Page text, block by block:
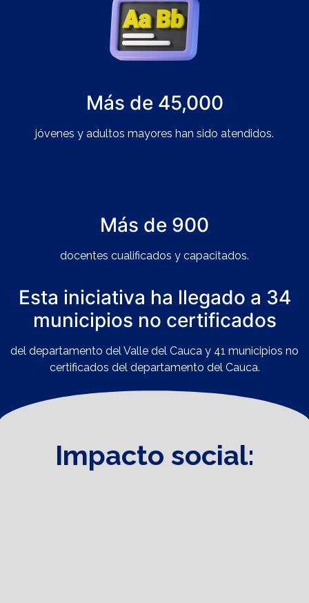
Más de 45,000
jóvenes y adultos mayores han sido atendidos.
Más de 900
docentes cualificados y capacitados.
Esta iniciativa ha llegado a 34
municipios no certificados
del departamento del Valle del Cauca y 41 municipios no
certificados del departamento del Cauca.
Impacto social: